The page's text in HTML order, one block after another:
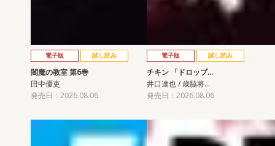
電子版 試し読み
閻魔の教室 第6巻
田中優吏
発売日：2026.08.06
電子版 試し読み
チキン 「ドロップ…
井口達也 / 歳脇将…
発売日：2026.08.06